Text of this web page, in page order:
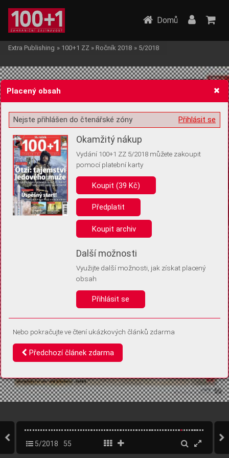
Žádost o souhlas s ukládáním volitelných informací
Pro základní fungování webu nepotřebujeme ukládat žádné informace
(tzv. cookies apod.). Rádi bychom vás ale požádali o souhlas s
uložením volitelných informací:
Anonymní unikátní ID
Díky němu příště poznáme, že se jedná o stejné zařízení, a
Identifikátor je zcela anonymní.
Vaše souhlasy a odmítnutí si ukládáme do vašeho zařízení, abychom se
vás už příště znovu neptali. Můžete je kdykoli později upravit ve Správě
Domů
Extra Publishing » 100+1 ZZ » Ročník 2018 » 5/2018
5/2018 55
Placený obsah
Přihlásit se
Nejste přihlášen do čtenářské zóny
Okamžitý nákup
Vydání 100+1 ZZ 5/2018 můžete zakoupit
pomocí platební karty
Koupit (39 Kč)
Předplatit
Koupit archiv
Další možnosti
Využijte další možnosti, jak získat placený
obsah
Přihlásit se
Nebo pokračujte ve čtení ukázkových článků zdarma
Předchozí článek zdarma